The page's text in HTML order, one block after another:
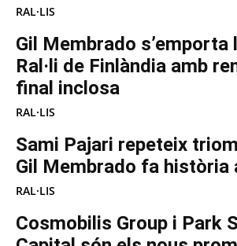
RAL·LIS
Gil Membrado s’emporta
Ral·li de Finlàndia amb
final inclosa
RAL·LIS
Sami Pajari repeteix
Gil Membrado fa història
RAL·LIS
Cosmobilis Group i Park